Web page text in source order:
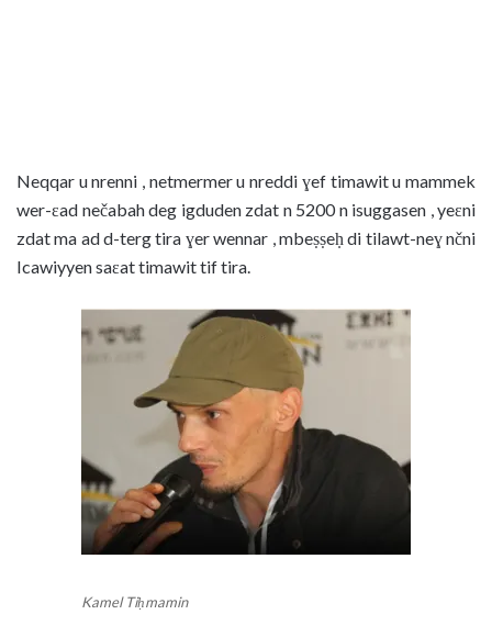
Neqqar u nrenni , netmermer u nreddi ɣef timawit u mammek
wer-ɛad nečabah deg igduden zdat n 5200 n isuggasen , yeɛni
zdat ma ad d-terg tira ɣer wennar , mbeṣṣeḥ di tilawt-neɣ nčni
Icawiyyen saɛat timawit tif tira.
Kamel Tiḥmamin